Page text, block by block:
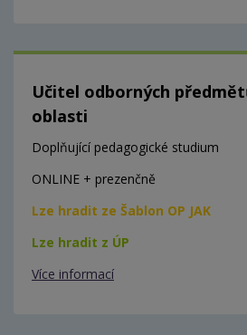
Učitel odborných
oblasti
Doplňující pedagogické studium
ONLINE + prezenčně
Lze hradit ze Šablon OP JAK
Lze hradit z ÚP
Více informací